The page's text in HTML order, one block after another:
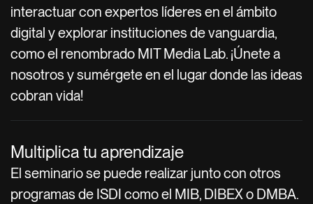
interactuar con expertos líderes en el ámbito
digital y explorar instituciones de vanguardia,
como el renombrado MIT Media Lab. ¡Únete a
nosotros y sumérgete en el lugar donde las ideas
cobran vida!
Multiplica tu aprendizaje
El seminario se puede realizar junto con otros
programas de ISDI como el MIB, DIBEX o DMBA.